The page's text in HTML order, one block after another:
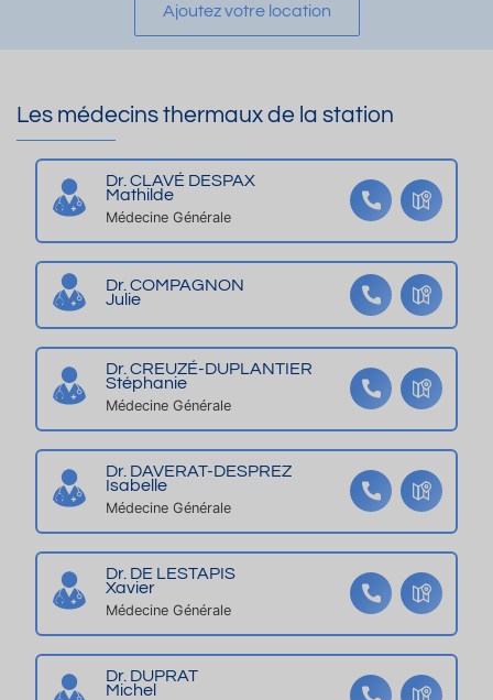
e
m
2
a
v
c
v
ér
n
d
e
n
c
ur
d
e
vil
le
ivi
lé
et
c
al
**
*
x
t
lu
m
x
Ajoutez votre location
Les médecins thermaux de la station
Dr. CLAVÉ DESPAX
Mathilde
Médecine Générale
Dr. COMPAGNON
Julie
Dr. CREUZÉ-DUPLANTIER
Stéphanie
Médecine Générale
Dr. DAVERAT-DESPREZ
Isabelle
Médecine Générale
Dr. DE LESTAPIS
Xavier
Médecine Générale
Dr. DUPRAT
Michel